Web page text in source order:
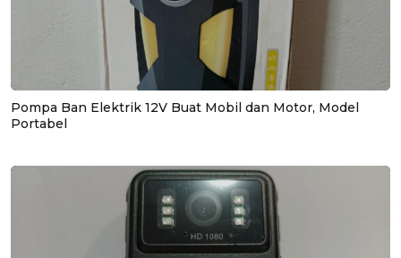
Pompa Ban Elektrik 12V Buat Mobil dan Motor, Model
Portabel